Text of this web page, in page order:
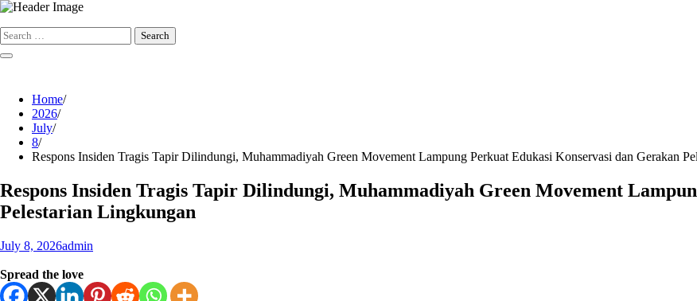
Skip
content
Search
for:
Home
2026
July
8
Respons Insiden Tragis Tapir Dilindungi, Muhammadiyah Green Movement Lampung Perkuat Edukasi Konservasi dan Gerakan
Respons Insiden Tragis Tapir Dilindungi, Muhammadiyah Green Movement
Pelestarian Lingkungan
July 8, 2026admin
Spread the love